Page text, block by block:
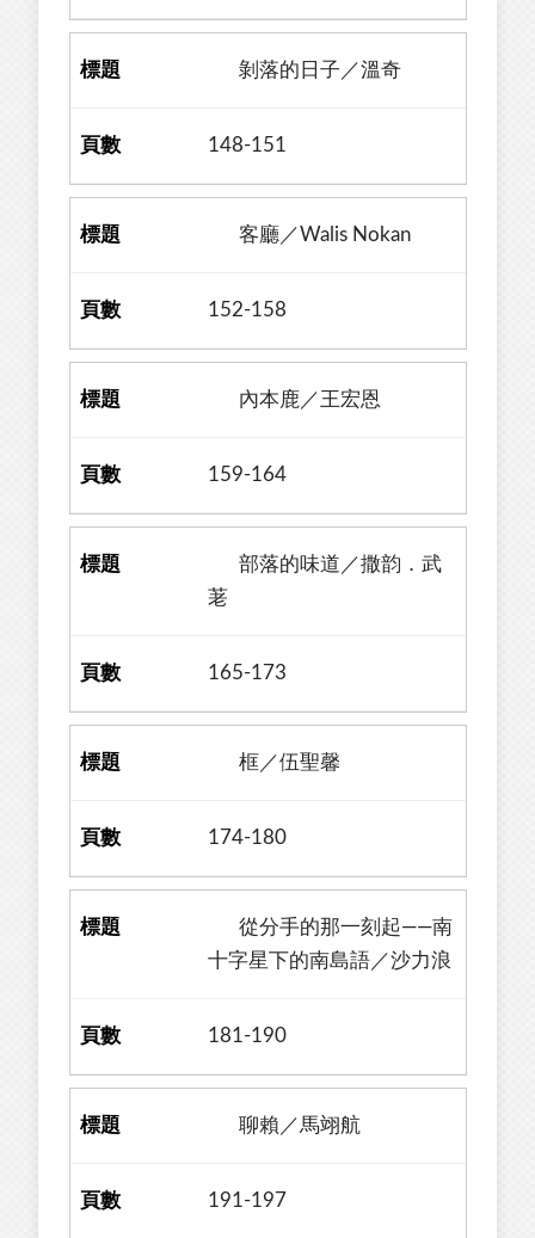
剝落的日子／溫奇
148-151
客廳／Walis Nokan
152-158
內本鹿／王宏恩
159-164
部落的味道／撒韵．武
荖
165-173
框／伍聖馨
174-180
從分手的那一刻起——南
十字星下的南島語／沙力浪
181-190
聊賴／馬翊航
191-197